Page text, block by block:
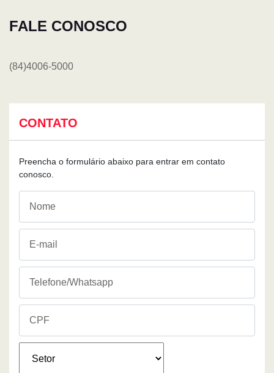
FALE CONOSCO
(84)4006-5000
CONTATO
Preencha o formulário abaixo para entrar em contato
conosco.